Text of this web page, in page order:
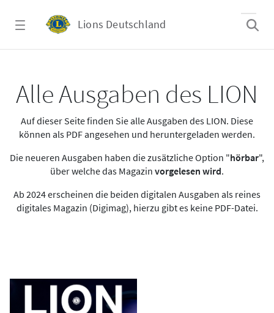
Lions Deutschland
Alle Ausgaben des LION
Auf dieser Seite finden Sie alle Ausgaben des LION. Diese
können als PDF angesehen und heruntergeladen werden.
Die neueren Ausgaben haben die zusätzliche Option "hörbar",
über welche das Magazin vorgelesen wird.
Ab 2024 erscheinen die beiden digitalen Ausgaben als reines
digitales Magazin (Digimag), hierzu gibt es keine PDF-Datei.